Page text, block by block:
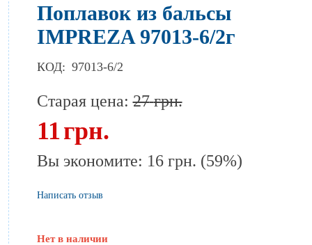
Поплавок из бальсы
IMPREZA 97013-6/2г
КОД: 97013-6/2
Старая цена: 27 грн.
11грн.
Вы экономите: 16грн. (59%)
Написать отзыв
Нет в наличии